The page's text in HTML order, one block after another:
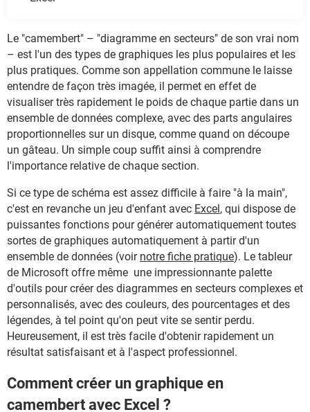
Le "camembert" – "diagramme en secteurs" de son vrai nom
– est l'un des types de graphiques les plus populaires et les
plus pratiques. Comme son appellation commune le laisse
entendre de façon très imagée, il permet en effet de
visualiser très rapidement le poids de chaque partie dans un
ensemble de données complexe, avec des parts angulaires
proportionnelles sur un disque, comme quand on découpe
un gâteau. Un simple coup suffit ainsi à comprendre
l'importance relative de chaque section.
Si ce type de schéma est assez difficile à faire "à la main",
c'est en revanche un jeu d'enfant avec Excel, qui dispose de
puissantes fonctions pour générer automatiquement toutes
sortes de graphiques automatiquement à partir d'un
ensemble de données (voir notre fiche pratique). Le tableur
de Microsoft offre même une impressionnante palette
d'outils pour créer des diagrammes en secteurs complexes et
personnalisés, avec des couleurs, des pourcentages et des
légendes, à tel point qu'on peut vite se sentir perdu.
Heureusement, il est très facile d'obtenir rapidement un
résultat satisfaisant et à l'aspect professionnel.
Comment créer un graphique en
camembert avec Excel ?